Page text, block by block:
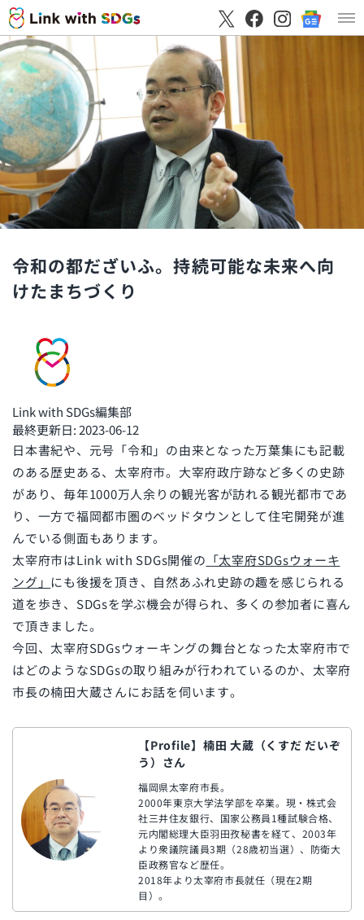
令和の都だざいふ。持続可能な未来へ向
けたまちづくり
Link with SDGs編集部
最終更新日: 2023-06-12
日本書紀や、元号「令和」の由来となった万葉集にも記載
のある歴史ある、太宰府市。大宰府政庁跡など多くの史跡
があり、毎年1000万人余りの観光客が訪れる観光都市であ
り、一方で福岡都市圏のベッドタウンとして住宅開発が進
んでいる側面もあります。
太宰府市はLink with SDGs開催の 「太宰府SDGsウォーキ
ング」 にも後援を頂き、自然あふれ史跡の趣を感じられる
道を歩き、SDGsを学ぶ機会が得られ、多くの参加者に喜ん
で頂きました。
今回、太宰府SDGsウォーキングの舞台となった太宰府市で
はどのようなSDGsの取り組みが行われているのか、太宰府
市長の楠田大蔵さんにお話を伺います。
【Profile】楠田 大蔵（くすだ だいぞ
う）さん
福岡県太宰府市長。
2000年東京大学法学部を卒業。現・株式会
社三井住友銀行、国家公務員1種試験合格、
元内閣総理大臣羽田孜秘書を経て、2003年
より衆議院議員3期（28歳初当選）、防衛大
臣政務官など歴任。
2018年より太宰府市長就任（現在2期
目）。